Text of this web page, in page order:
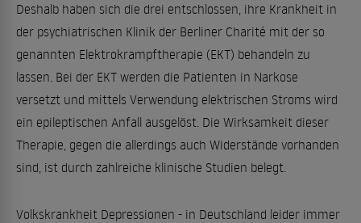
Deshalb haben sich die drei entschlossen, ihre Krankheit in
der psychiatrischen Klinik der Berliner Charité mit der so
genannten Elektrokrampftherapie (EKT) behandeln zu
lassen. Bei der EKT werden die Patienten in Narkose
versetzt und mittels Verwendung elektrischen Stroms wird
ein epileptischen Anfall ausgelöst. Die Wirksamkeit dieser
Therapie, gegen die allerdings auch Widerstände vorhanden
sind, ist durch zahlreiche klinische Studien belegt.
Volkskrankheit Depressionen - in Deutschland leider immer